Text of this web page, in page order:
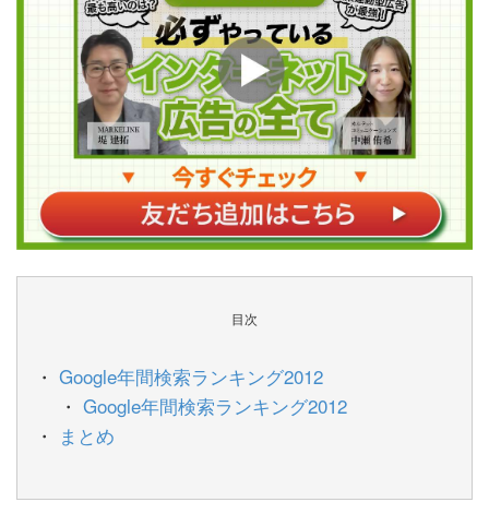
目次
Google年間検索ランキング2012
Google年間検索ランキング2012
まとめ